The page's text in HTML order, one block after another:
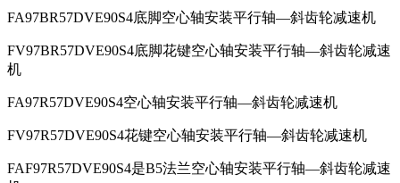
FA97BR57DVE90S4底脚空心轴安装平行轴—斜齿轮减速机
FV97BR57DVE90S4底脚花键空心轴安装平行轴—斜齿轮减速
机
FA97R57DVE90S4空心轴安装平行轴—斜齿轮减速机
FV97R57DVE90S4花键空心轴安装平行轴—斜齿轮减速机
FAF97R57DVE90S4是B5法兰空心轴安装平行轴—斜齿轮减速